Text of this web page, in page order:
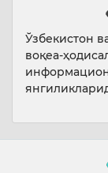
Ўзбекистон
воқеа-